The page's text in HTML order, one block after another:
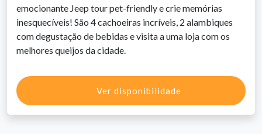
emocionante Jeep tour pet-friendly e crie memórias
inesquecíveis! São 4 cachoeiras incríveis, 2 alambiques
com degustação de bebidas e visita a uma loja com os
melhores queijos da cidade.
Ver disponibilidade